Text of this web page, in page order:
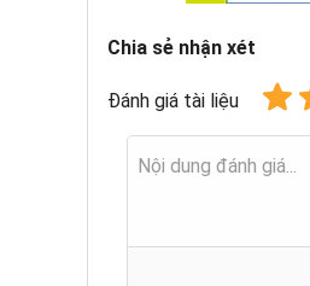
Chia sẻ nhận xét
Đánh giá tài liệu